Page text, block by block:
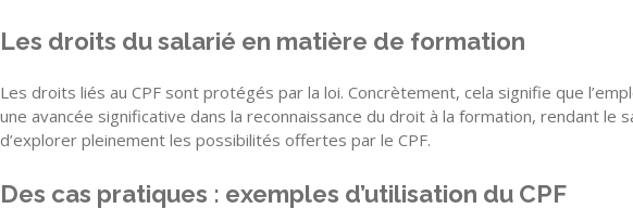
Les droits du salarié en matière de formation
Les droits liés au CPF sont protégés par la loi. Concrètement, cela signifie que
une avancée significative dans la reconnaissance du droit à la formation, rendant
d’explorer pleinement les possibilités offertes par le CPF.
Des cas pratiques : exemples d’utilisation du CPF